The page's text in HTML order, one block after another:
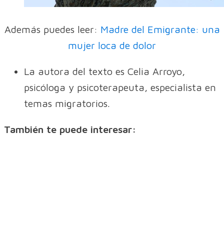
Además puedes leer: Madre del Emigrante: una
mujer loca de dolor
La autora del texto es Celia Arroyo,
psicóloga y psicoterapeuta, especialista en
temas migratorios.
También te puede interesar: